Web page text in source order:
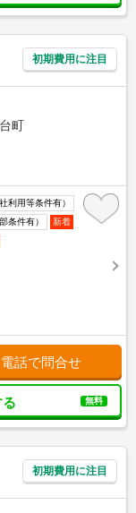
初期費用に注目
町
利用等条件有）
条件有）
新着
電話で問合せ
無料
初期費用に注目